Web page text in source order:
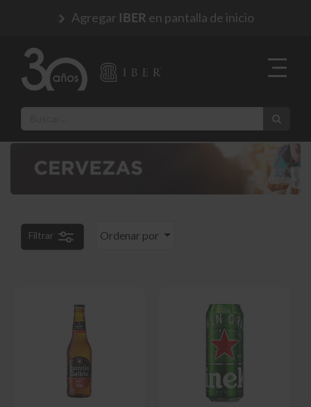
Agregar IBER en pantalla de inicio
Ordenar por
Filtrar